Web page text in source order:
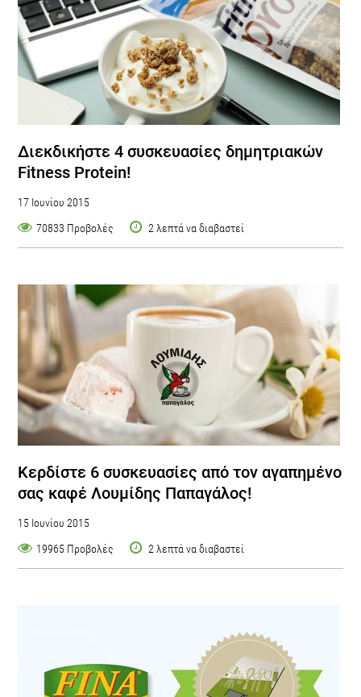
Διεκδικήστε 4 συσκευασίες δημητριακών
Fitness Protein!
17 Ιουνίου 2015
70833 Προβολές
2 λεπτά να διαβαστεί
Κερδίστε 6 συσκευασίες από τον αγαπημένο
σας καφέ Λουμίδης Παπαγάλος!
15 Ιουνίου 2015
19965 Προβολές
2 λεπτά να διαβαστεί